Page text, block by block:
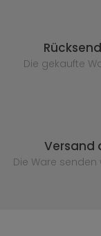
Die gekaufte
Versand
Die Ware